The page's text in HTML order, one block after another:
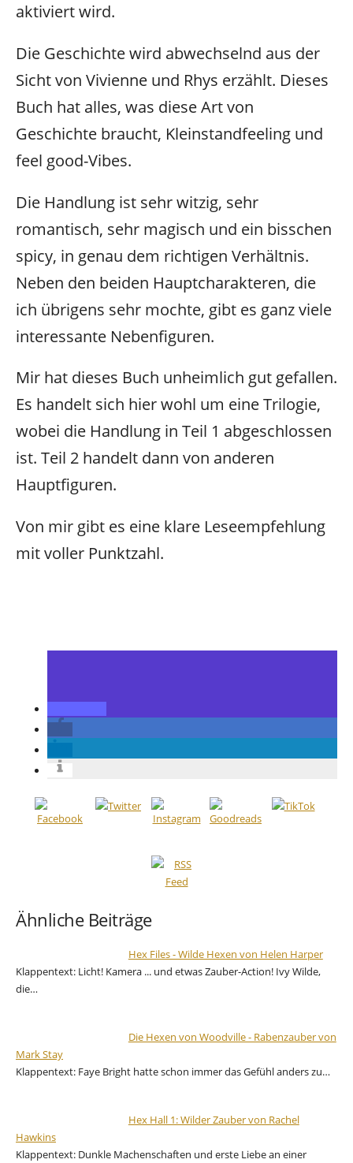
aktiviert wird.
Die Geschichte wird abwechselnd aus der
Sicht von Vivienne und Rhys erzählt. Dieses
Buch hat alles, was diese Art von
Geschichte braucht, Kleinstandfeeling und
feel good-Vibes.
Die Handlung ist sehr witzig, sehr
romantisch, sehr magisch und ein bisschen
spicy, in genau dem richtigen Verhältnis.
Neben den beiden Hauptcharakteren, die
ich übrigens sehr mochte, gibt es ganz viele
interessante Nebenfiguren.
Mir hat dieses Buch unheimlich gut gefallen.
Es handelt sich hier wohl um eine Trilogie,
wobei die Handlung in Teil 1 abgeschlossen
ist. Teil 2 handelt dann von anderen
Hauptfiguren.
Von mir gibt es eine klare Leseempfehlung
mit voller Punktzahl.
Ähnliche Beiträge
Hex Files - Wilde Hexen von Helen Harper
Klappentext: Licht! Kamera ... und etwas Zauber-Action! Ivy Wilde,
die…
Die Hexen von Woodville - Rabenzauber von
Mark Stay
Klappentext: Faye Bright hatte schon immer das Gefühl anders zu…
Hex Hall 1: Wilder Zauber von Rachel
Hawkins
Klappentext: Dunkle Machenschaften und erste Liebe an einer